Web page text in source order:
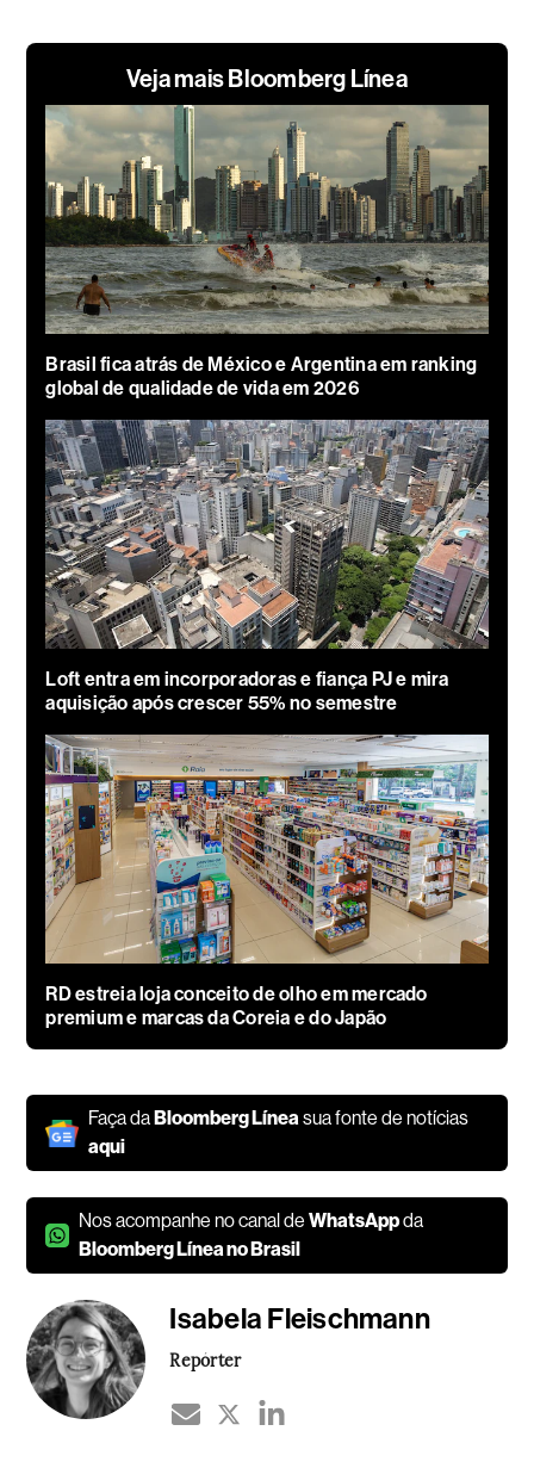
Veja mais Bloomberg Línea
Brasil fica atrás de México e Argentina em ranking
global de qualidade de vida em 2026
Loft entra em incorporadoras e fiança PJ e mira
aquisição após crescer 55% no semestre
RD estreia loja conceito de olho em mercado
premium e marcas da Coreia e do Japão
Faça da Bloomberg Líneasua fonte de notícias
aqui
Nos acompanhe no canal deWhatsAppda
Bloomberg Línea no Brasil
Isabela Fleischmann
Repórter